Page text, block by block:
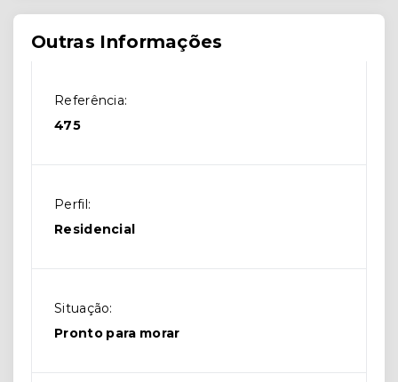
Outras Informações
Referência:
475
Perfil:
Residencial
Situação:
Pronto para morar